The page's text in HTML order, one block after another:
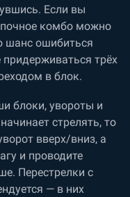
Если вы
комбо можно
шанс ошибиться
трёх
в блок.
блоки, увороты и
стрелять, то
вверх/вниз, а
и проводите
Перестрелки с
— в них